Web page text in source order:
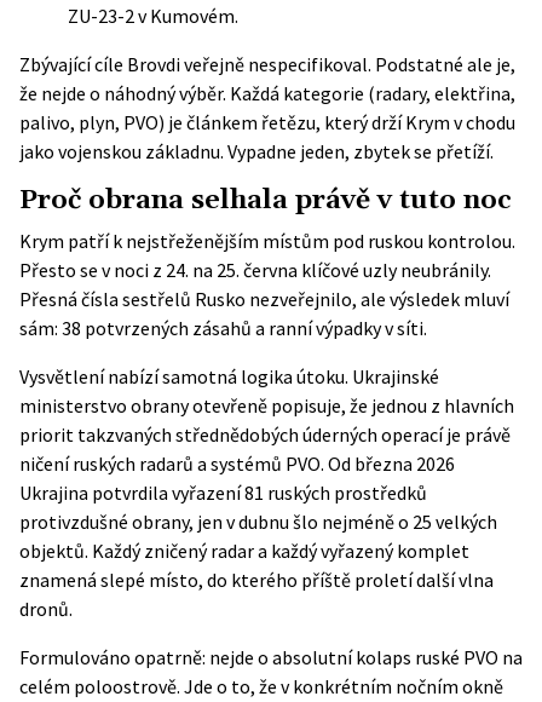
ZU-23-2 v Kumovém.
Zbývající cíle Brovdi veřejně nespecifikoval. Podstatné ale je,
že nejde o náhodný výběr. Každá kategorie (radary, elektřina,
palivo, plyn, PVO) je článkem řetězu, který drží Krym v chodu
jako vojenskou základnu. Vypadne jeden, zbytek se přetíží.
Proč obrana selhala právě v tuto noc
Krym patří k nejstřeženějším místům pod ruskou kontrolou.
Přesto se v noci z 24. na 25. června klíčové uzly neubránily.
Přesná čísla sestřelů Rusko nezveřejnilo, ale výsledek mluví
sám: 38 potvrzených zásahů a ranní výpadky v síti.
Vysvětlení nabízí samotná logika útoku. Ukrajinské
ministerstvo obranyotevřeně popisuje, že jednou z hlavních
priorit takzvaných střednědobých úderných operací je právě
ničení ruských radarů a systémů PVO. Od března 2026
Ukrajina potvrdila vyřazení 81 ruských prostředků
protivzdušné obrany, jen v dubnu šlo nejméně o 25 velkých
objektů. Každý zničený radar a každý vyřazený komplet
znamená slepé místo, do kterého příště proletí další vlna
dronů.
Formulováno opatrně: nejde o absolutní kolaps ruské PVO na
celém poloostrově. Jde o to, že v konkrétním nočním okně